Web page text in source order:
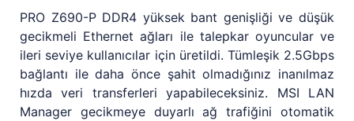
PRO Z690-P DDR4 yüksek bant genişliği ve düşük
gecikmeli Ethernet ağları ile talepkar oyuncular ve
ileri seviye kullanıcılar için üretildi. Tümleşik 2.5Gbps
bağlantı ile daha önce şahit olmadığınız inanılmaz
hızda veri transferleri yapabileceksiniz. MSI LAN
Manager gecikmeye duyarlı ağ trafiğini otomatik